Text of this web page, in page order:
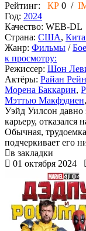
Рейтинг: КР 0 /
Год: 2024
Качество: WEB-DL
Страна: США,
Жанр: Фильмы /
к просмотру:
Режиссер: Шон
Актёры: Райан
Морена Баккарин,
Мэттью Макфэдиен,
Уэйд Уилсон давно
карьеру, отказался
Обычная,
подчеркивает его
в закладки
01 октября 2024